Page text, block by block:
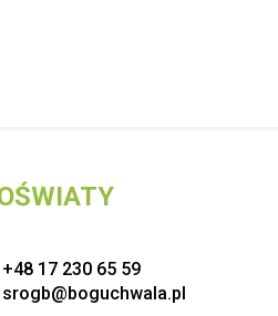
+48 17 230 65 59
srogb@boguchwala.pl